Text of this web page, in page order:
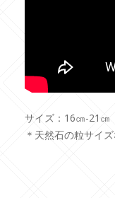
サイズ：16㎝-21㎝
＊天然石の粒サイ